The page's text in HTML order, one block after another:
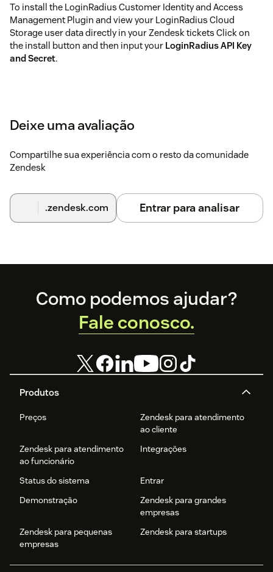
To install the LoginRadius Customer Identity and Access
Management Plugin and view your LoginRadius Cloud
Storage user data directly in your Zendesk tickets Click on
the install button and then input your LoginRadius API Key
and Secret.
Deixe uma avaliação
Compartilhe sua experiência com o resto da comunidade
Zendesk
.zendesk.com Entrar para analisar
Footer
Produtos
Preços
Zendesk para atendimento
ao cliente
Zendesk para atendimento
ao funcionário
Integrações
Status do sistema
Entrar
Demonstração
Zendesk para grandes
empresas
Zendesk para pequenas
empresas
Zendesk para startups
Como podemos ajudar?
Fale conosco.